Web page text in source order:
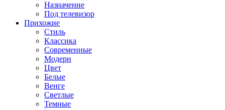
Назначение
Под телевизор
Прихожие
Стиль
Классика
Современные
Модерн
Цвет
Белые
Венге
Светлые
Темные